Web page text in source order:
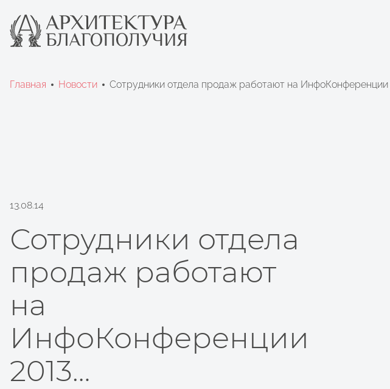
Главная Новости Сотрудники отдела продаж работают на ИнфоКонференции
13.08.14
Сотрудники отдела
продаж работают
на
ИнфоКонференции
2013…